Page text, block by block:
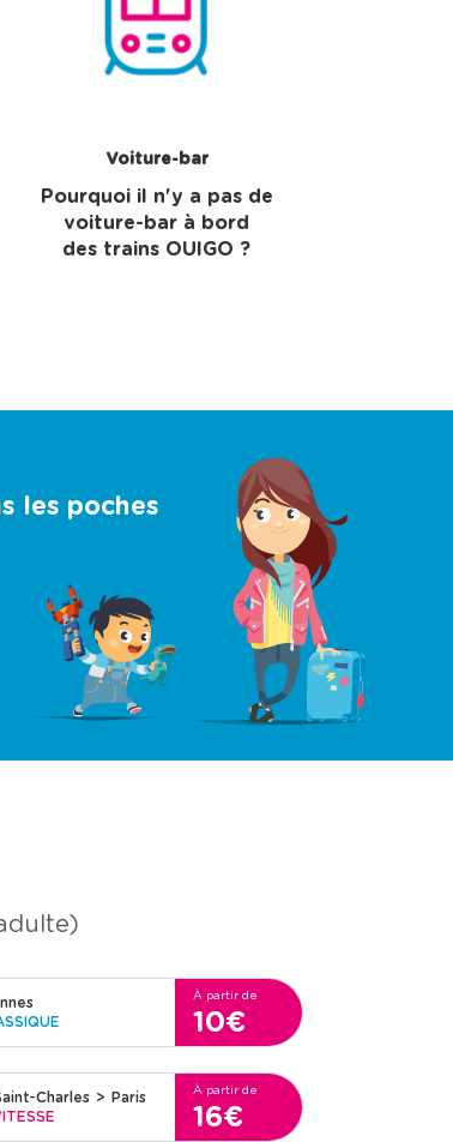
Voiture-bar
Pourquoi il n'y a pas de
voiture-bar à bord
des trains OUIGO ?
les poches
À partir de
10€
Charles > Paris
À partir de
16€